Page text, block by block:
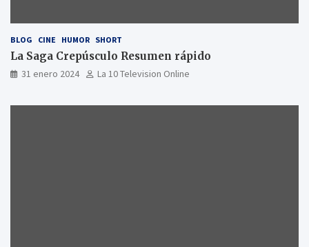
BLOG CINE HUMOR SHORT
La Saga Crepúsculo Resumen rápido
31 enero 2024 La 10 Television Online